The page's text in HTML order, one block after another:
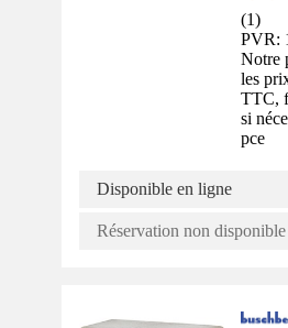
(1)
PVR:
Notre
les
TTC,
si
pce
Disponible en ligne
Réservation non disponible